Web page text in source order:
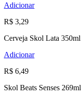
Adicionar
R$ 3,29
Cerveja Skol Lata 350ml
Adicionar
R$ 6,49
Skol Beats Senses 269ml